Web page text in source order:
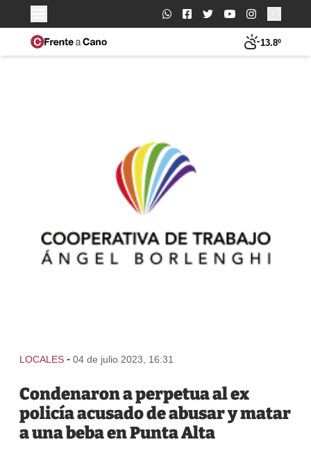
Buscar:
13.8º
LOCALES - 04 de julio 2023, 16:31
Condenaron a perpetua al ex
policía acusado de abusar y matar
a una beba en Punta Alta